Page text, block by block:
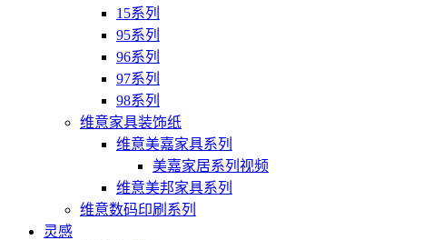
15系列
95系列
96系列
97系列
98系列
维意家具装饰纸
维意美嘉家具系列
美嘉家居系列视频
维意美邦家具系列
维意数码印刷系列
灵感